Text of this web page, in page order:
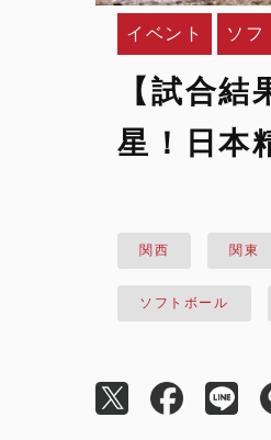
イベント ソフ
【試合
星！日本
関西 関東
ソフトボール